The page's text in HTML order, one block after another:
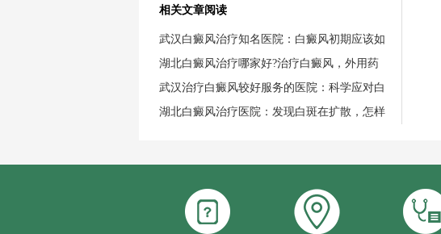
相关文章阅读
武汉白癜风治疗知名医院：白癜风初期应该如
湖北白癜风治疗哪家好?治疗白癜风，外用药
武汉治疗白癜风较好服务的医院：科学应对白
湖北白癜风治疗医院：发现白斑在扩散，怎样